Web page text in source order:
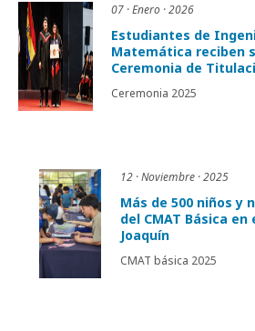
07 · Enero · 2026
Estudiantes de
Matemática reciben
Ceremonia de
Ceremonia 2025
12 · Noviembre · 2025
Más de 500 niños y
del CMAT Básica en
Joaquín
CMAT básica 2025